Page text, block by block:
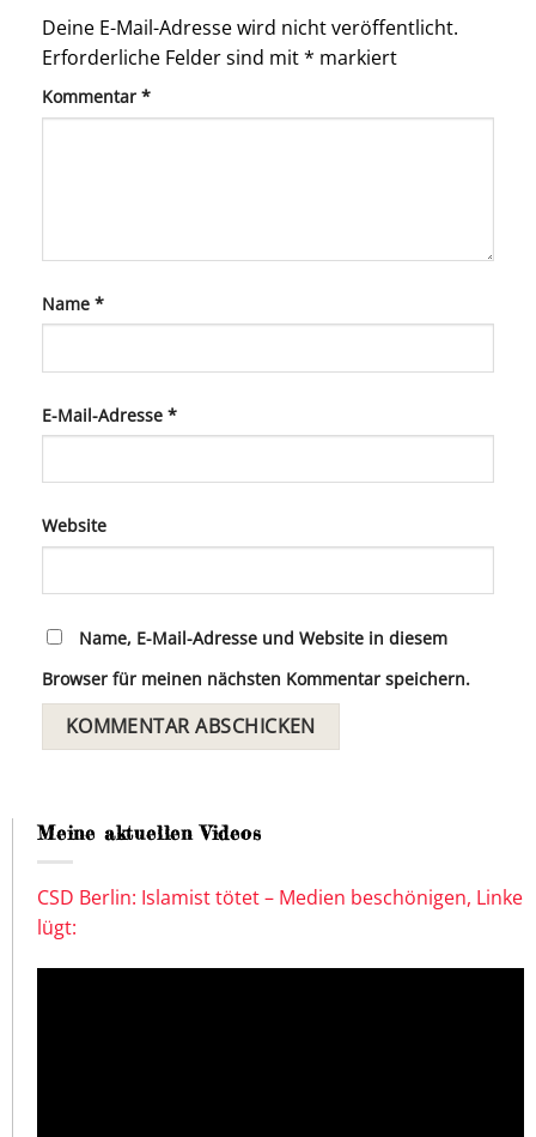
Deine E-Mail-Adresse wird nicht veröffentlicht.
Erforderliche Felder sind mit* markiert
Kommentar *
Name *
E-Mail-Adresse *
Website
Name, E-Mail-Adresse und Website in diesem
Browser für meinen nächsten Kommentar speichern.
Meine aktuellen Videos
CSD Berlin: Islamist tötet – Medien beschönigen, Linke
lügt: